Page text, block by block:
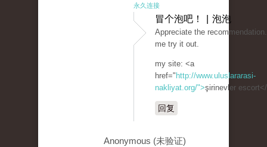
永久连接
冒个泡吧！ | 泡泡
Appreciate the
me try it out.
my site: <a
href=" http://www.uluslararasi-
nakliyat.org/">şirinevler
回复
Anonymous (未验证)